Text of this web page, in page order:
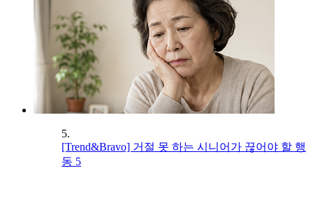
5.
[Trend&Bravo] 거절 못 하는 시니어가 끊어야 할 행
동 5